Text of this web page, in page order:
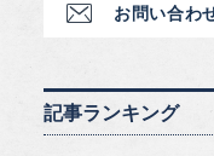
お問い合わ
記事ランキング